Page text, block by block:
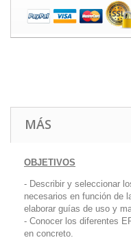
MÁS
OBJETIVOS
- Describir y seleccionar
necesarios en función de
elaborar guías de uso y
- Conocer los diferentes
en concreto.